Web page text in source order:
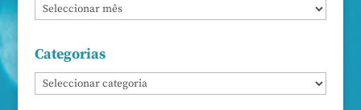
Categorias